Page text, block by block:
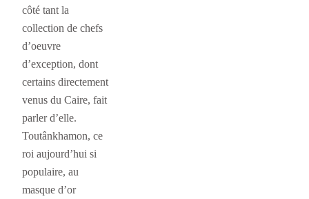
côté tant la
collection de chefs
d’oeuvre
d’exception, dont
certains directement
venus du Caire, fait
parler d’elle.
Toutânkhamon, ce
roi aujourd’hui si
populaire, au
masque d’or